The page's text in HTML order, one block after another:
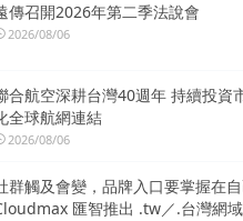
傳召開2026年第二季法說會
2026/08/06
合航空深耕台灣40週年 持續投資
全球航網連結
2026/08/06
群觸及會變，品牌入口要掌握在自
匯智推出 .tw／.台灣網